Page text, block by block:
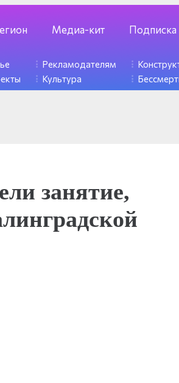
Медиа-кит Подписка
Рекламодателям
Культура
занятие,